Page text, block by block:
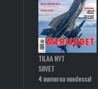
TILAA NYT
SIIVET
4 numeroa vuodessa!